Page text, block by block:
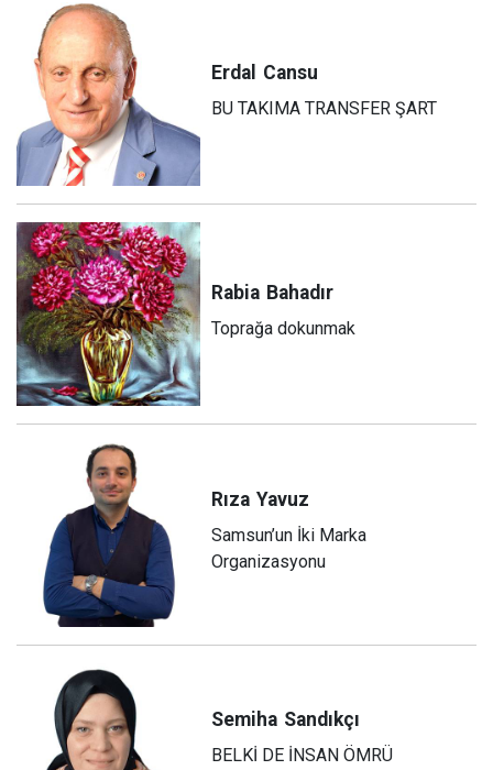
Erdal Cansu
BU TAKIMA TRANSFER ŞART
Rabia Bahadır
Toprağa dokunmak
Rıza Yavuz
Samsun’un İki Marka
Organizasyonu
Semiha Sandıkçı
BELKİ DE İNSAN ÖMRÜ